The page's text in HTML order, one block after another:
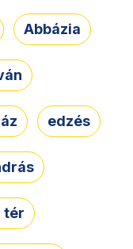
Abbázia
edzés
tér